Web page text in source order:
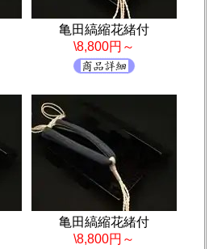
亀田縞縮花緒付
\8,800円～
亀田縞縮花緒付
\8,800円～